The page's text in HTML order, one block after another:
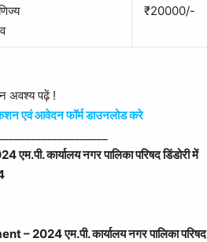
₹20000/-
अवश्य पढ़ें !
एवं आवेदन फॉर्म डाउनलोड करे
कार्यालय नगर पालिका परिषद डिंडोरी में
एम.पी. कार्यालय नगर पालिका परिषद